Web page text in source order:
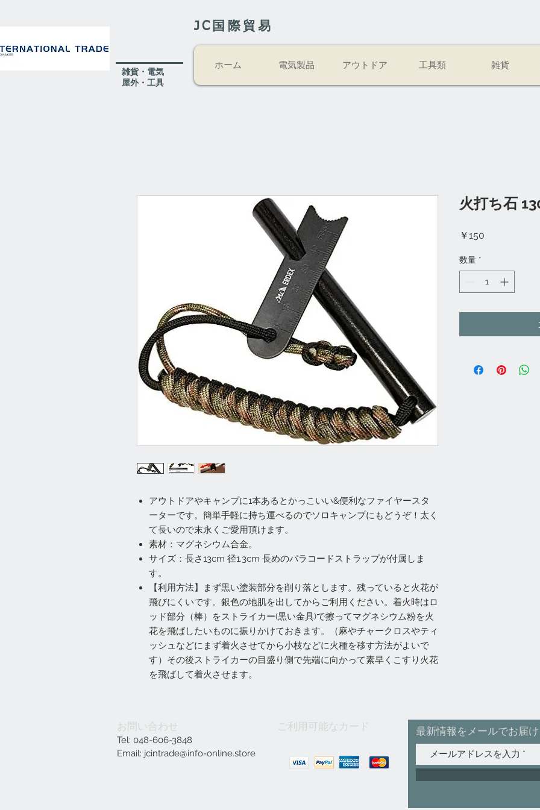
JC国際貿易
​雑貨・電気
​屋外・工具
ホーム 電気製品 アウトドア 工具類 雑貨
アウトドアやキャンプに1本あるとかっこいい&便利なファイヤースタ
ーターです。簡単手軽に持ち運べるのでソロキャンプにもどうぞ！太く
て長いので末永くご愛用頂けます。
素材：マグネシウム合金。
サイズ：長さ13cm 径1.3cm 長めのパラコードストラップが付属しま
す。
【利用方法】まず黒い塗装部分を削り落とします。残っていると火花が
飛びにくいです。銀色の地肌を出してからご利用ください。着火時はロ
ッド部分（棒）をストライカー(黒い金具)で擦ってマグネシウム粉を火
花を飛ばしたいものに振りかけておきます。（麻やチャークロスやティ
ッシュなどにまず着火させてから小枝などに火種を移す方法がよいで
す）その後ストライカーの目盛り側で先端に向かって素早くこすり火花
を飛ばして着火させます。
火打ち石
￥150
数量 *
お問い合わせ
Tel: 048-606-3848
Email: jcintrade@info-online.store
ご利用可能なカード 最新情報をメールでお届